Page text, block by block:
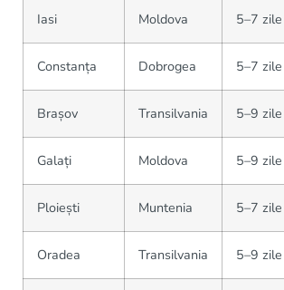
Iasi Moldova 5–7 zile
Constanța Dobrogea 5–7 zile
Brașov Transilvania 5–9 zile
Galați Moldova 5–9 zile
Ploiești Muntenia 5–7 zile
Oradea Transilvania 5–9 zile